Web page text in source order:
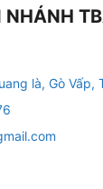
NHÁNH
là, Gò Vấp,